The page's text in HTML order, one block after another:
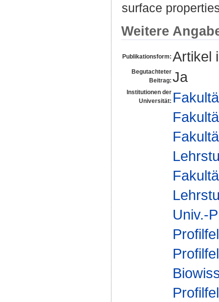
surface
Weitere
Publikationsform: Artikel
Begutachteter
Beitrag: Ja
Institutionen der
Universität:
Univ.-